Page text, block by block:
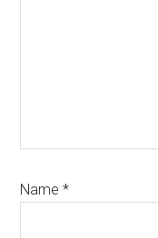
Name*